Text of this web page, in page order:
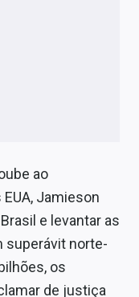
ao
Jamieson
e levantar as
superávit norte-
os
de justiça